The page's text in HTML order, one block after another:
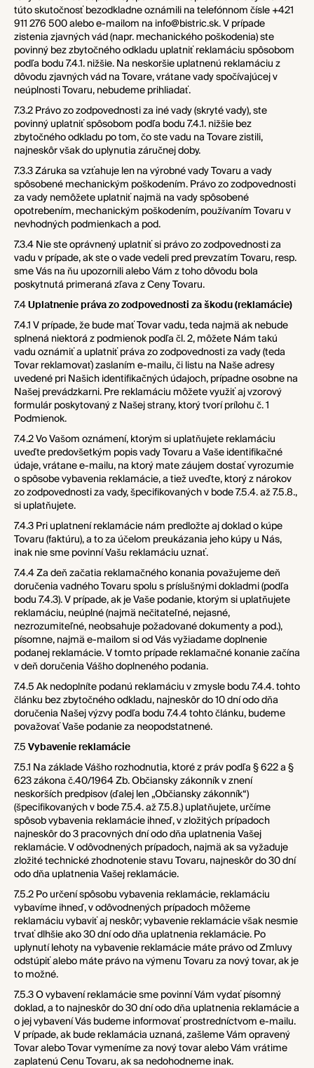
túto skutočnosť bezodkladne oznámili na telefónnom čísle +421
911 276 500 alebo e-mailom na info@bistric.sk. V prípade
zistenia zjavných vád (napr. mechanického poškodenia) ste
povinný bez zbytočného odkladu uplatniť reklamáciu spôsobom
podľa bodu 7.4.1. nižšie. Na neskoršie uplatnenú reklamáciu z
dôvodu zjavných vád na Tovare, vrátane vady spočívajúcej v
neúplnosti Tovaru, nebudeme prihliadať.
7.3.2 Právo zo zodpovednosti za iné vady (skryté vady), ste
povinný uplatniť spôsobom podľa bodu 7.4.1. nižšie bez
zbytočného odkladu po tom, čo ste vadu na Tovare zistili,
najneskôr však do uplynutia záručnej doby.
7.3.3 Záruka sa vzťahuje len na výrobné vady Tovaru a vady
spôsobené mechanickým poškodením. Právo zo zodpovednosti
za vady nemôžete uplatniť najmä na vady spôsobené
opotrebením, mechanickým poškodením, používaním Tovaru v
nevhodných podmienkach a pod.
7.3.4 Nie ste oprávnený uplatniť si právo zo zodpovednosti za
vadu v prípade, ak ste o vade vedeli pred prevzatím Tovaru, resp.
sme Vás na ňu upozornili alebo Vám z toho dôvodu bola
poskytnutá primeraná zľava z Ceny Tovaru.
7.4 Uplatnenie práva zo zodpovednosti za škodu (reklamácie)
7.4.1 V prípade, že bude mať Tovar vadu, teda najmä ak nebude
splnená niektorá z podmienok podľa čl. 2, môžete Nám takú
vadu oznámiť a uplatniť práva zo zodpovednosti za vady (teda
Tovar reklamovať) zaslaním e-mailu, či listu na Naše adresy
uvedené pri Našich identifikačných údajoch, prípadne osobne na
Našej prevádzkarni. Pre reklamáciu môžete využiť aj vzorový
formulár poskytovaný z Našej strany, ktorý tvorí prílohu č. 1
Podmienok.
7.4.2 Vo Vašom oznámení, ktorým si uplatňujete reklamáciu
uveďte predovšetkým popis vady Tovaru a Vaše identifikačné
údaje, vrátane e-mailu, na ktorý mate záujem dostať vyrozumie
o spôsobe vybavenia reklamácie, a tiež uveďte, ktorý z nárokov
zo zodpovednosti za vady, špecifikovaných v bode 7.5.4. až 7.5.8.,
si uplatňujete.
7.4.3 Pri uplatnení reklamácie nám predložte aj doklad o kúpe
Tovaru (faktúru), a to za účelom preukázania jeho kúpy u Nás,
inak nie sme povinní Vašu reklamáciu uznať.
7.4.4 Za deň začatia reklamačného konania považujeme deň
doručenia vadného Tovaru spolu s príslušnými dokladmi (podľa
bodu 7.4.3). V prípade, ak je Vaše podanie, ktorým si uplatňujete
reklamáciu, neúplné (najmä nečitateľné, nejasné,
nezrozumiteľné, neobsahuje požadované dokumenty a pod.),
písomne, najmä e-mailom si od Vás vyžiadame doplnenie
podanej reklamácie. V tomto prípade reklamačné konanie začína
v deň doručenia Vášho doplneného podania.
7.4.5 Ak nedoplníte podanú reklamáciu v zmysle bodu 7.4.4. tohto
článku bez zbytočného odkladu, najneskôr do 10 dní odo dňa
doručenia Našej výzvy podľa bodu 7.4.4 tohto článku, budeme
považovať Vaše podanie za neopodstatnené.
7.5 Vybavenie reklamácie
7.5.1 Na základe Vášho rozhodnutia, ktoré z práv podľa § 622 a §
623 zákona č.40/1964 Zb. Občiansky zákonník v znení
neskorších predpisov (ďalej len „Občiansky zákonník“)
(špecifikovaných v bode 7.5.4. až 7.5.8.) uplatňujete, určíme
spôsob vybavenia reklamácie ihneď, v zložitých prípadoch
najneskôr do 3 pracovných dní odo dňa uplatnenia Vašej
reklamácie. V odôvodnených prípadoch, najmä ak sa vyžaduje
zložité technické zhodnotenie stavu Tovaru, najneskôr do 30 dní
odo dňa uplatnenia Vašej reklamácie.
7.5.2 Po určení spôsobu vybavenia reklamácie, reklamáciu
vybavíme ihneď, v odôvodnených prípadoch môžeme
reklamáciu vybaviť aj neskôr; vybavenie reklamácie však nesmie
trvať dlhšie ako 30 dní odo dňa uplatnenia reklamácie. Po
uplynutí lehoty na vybavenie reklamácie máte právo od Zmluvy
odstúpiť alebo máte právo na výmenu Tovaru za nový tovar, ak je
to možné.
7.5.3 O vybavení reklamácie sme povinní Vám vydať písomný
doklad, a to najneskôr do 30 dní odo dňa uplatnenia reklamácie a
o jej vybavení Vás budeme informovať prostredníctvom e-mailu.
V prípade, ak bude reklamácia uznaná, zašleme Vám opravený
Tovar alebo Tovar vymeníme za nový tovar alebo Vám vrátime
zaplatenú Cenu Tovaru, ak sa nedohodneme inak.